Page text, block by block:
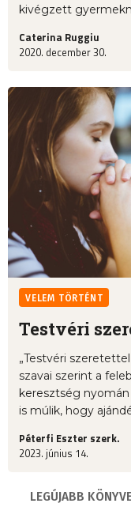
kivégzett
Caterina Ruggiu
2020. december 30.
VELEM TÖRTÉNT
Testvéri
„Testvéri
szavai szerint a
keresztség
is múlik, hogy
Péterfi Eszter szerk.
2023. június 14.
LEGÚJABB